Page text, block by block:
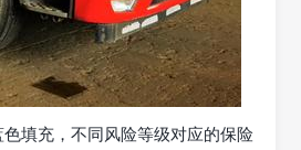
填充，不同风险等级对应的保险